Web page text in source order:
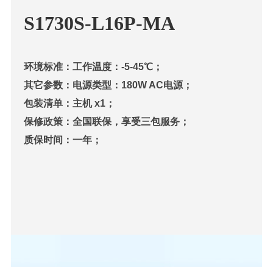
S1730S-L16P-MA
环境标准：工作温度：-5-45℃；
其它参数：电源类型：180W AC电源；
包装清单：主机 x1；
保修政策：全国联保，享受三包服务；
质保时间：一年；